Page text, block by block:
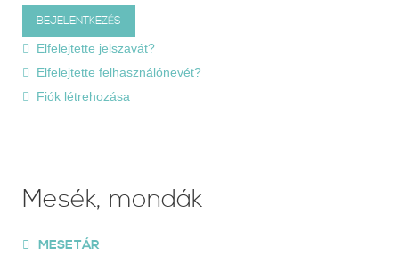
Elfelejtette jelszavát?
Elfelejtette felhasználónevét?
Fiók létrehozása
Mesék, mondák
MESETÁR